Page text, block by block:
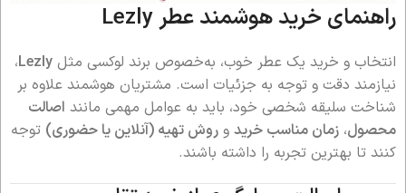
راهنمای خرید هوشمند عطر Lezly
انتخاب و خرید یک عطر خوب، به‌خصوص برند لوکسی مثل Lezly،
نیازمند دقت و توجه به جزئیات است. مشتریان هوشمند علاوه بر
شناخت سلیقه شخصی خود، باید به عوامل مهمی مانند اصالت
محصول، زمان مناسب خرید و روش تهیه (آنلاین یا حضوری) توجه
کنند تا بهترین تجربه را داشته باشند.